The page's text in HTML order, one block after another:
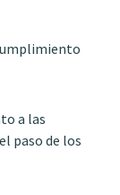
a las
paso de los